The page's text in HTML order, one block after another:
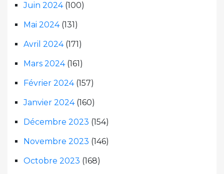
Juin 2024(100)
Mai 2024(131)
Avril 2024(171)
Mars 2024(161)
Février 2024(157)
Janvier 2024(160)
Décembre 2023 (154)
Novembre 2023 (146)
Octobre 2023 (168)